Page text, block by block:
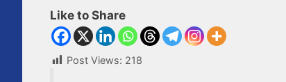
Like to Share
Post Views: 218